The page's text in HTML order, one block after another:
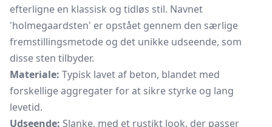
efterligne en klassisk og tidløs stil. Navnet
'holmegaardsten' er opstået gennem den særlige
fremstillingsmetode og det unikke udseende, som
disse sten tilbyder.
Materiale: Typisk lavet af beton, blandet med
forskellige aggregater for at sikre styrke og lang
levetid.
Udseende: Slanke, med et rustikt look, der passer